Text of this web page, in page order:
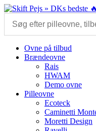
Skip
content
Ovne på tilbud
Brændeovne
Rais
HWAM
Demo ovne
Pilleovne
Ecoteck
Caminetti
Moretti Design